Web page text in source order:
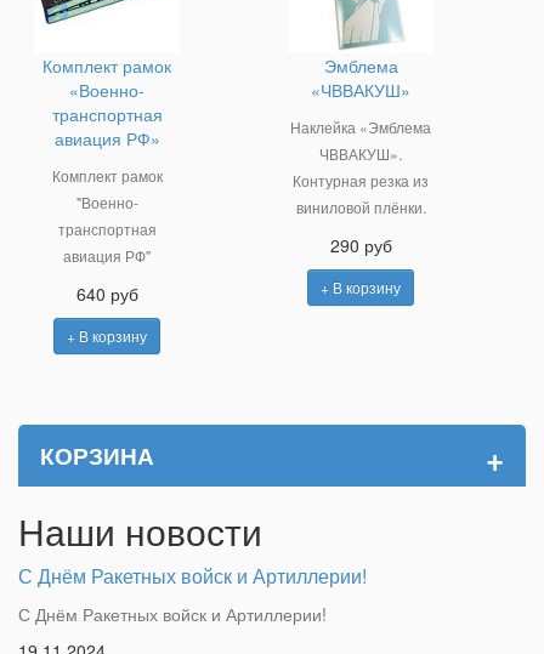
Комплект рамок
«Военно-
транспортная
авиация РФ»
Комплект рамок
"Военно-
транспортная
авиация РФ"
640 руб
+ В корзину
Эмблема
«ЧВВАКУШ»
Наклейка «Эмблема
ЧВВАКУШ».
Контурная резка из
виниловой плёнки.
290 руб
+ В корзину
КОРЗИНА +
Наши новости
С Днём Ракетных войск и Артиллерии!
С Днём Ракетных войск и Артиллерии!